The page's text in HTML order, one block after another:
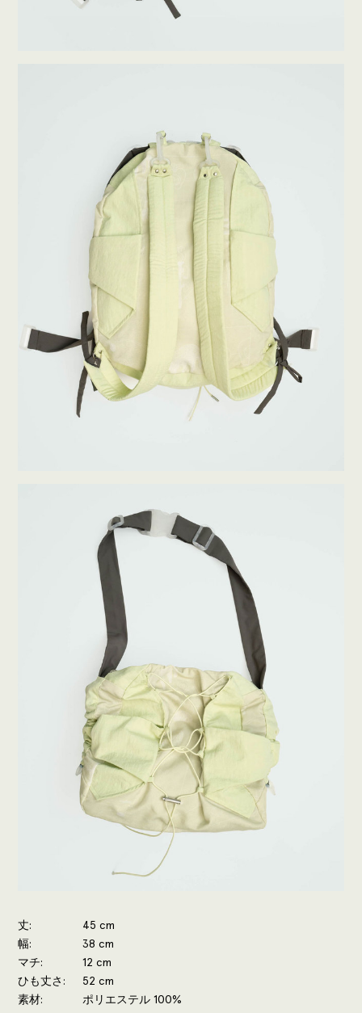
丈
45 cm
幅
38 cm
マチ
12 cm
ひも丈さ
52 cm
素材
ポリエステル 100%